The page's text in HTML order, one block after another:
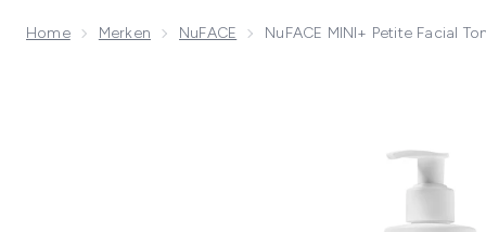
Home Merken NuFACE NuFACE MINI+ Petite Facial